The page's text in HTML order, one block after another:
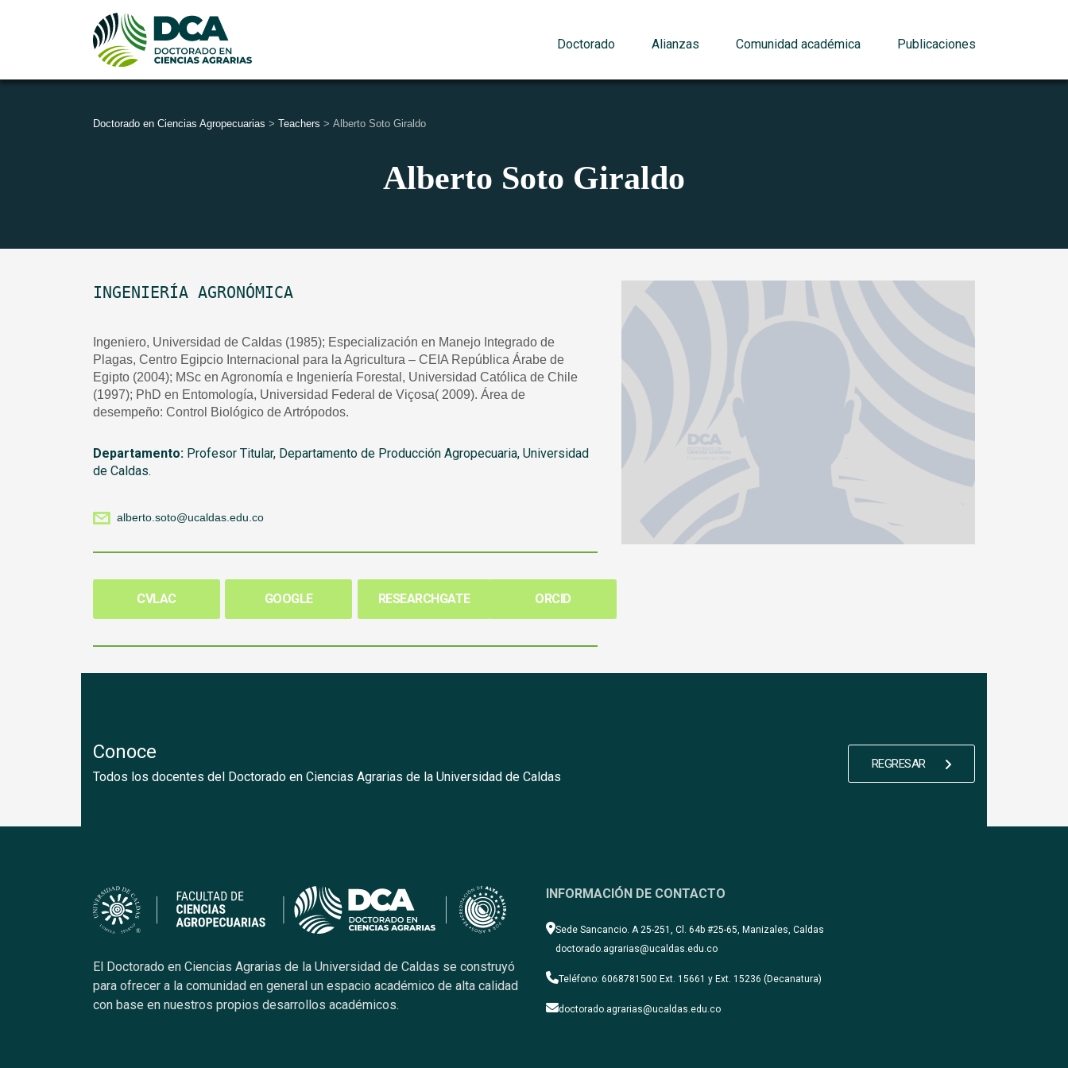
Doctorado Alianzas Comunidad académica Publicaciones
Doctorado en Ciencias Agropecuarias > Teachers > Alberto Soto Giraldo
Alberto Soto Giraldo
INGENIERÍA AGRONÓMICA
Ingeniero, Universidad de Caldas (1985); Especialización en Manejo Integrado de
Plagas, Centro Egipcio Internacional para la Agricultura – CEIA República Árabe de
Egipto (2004); MSc en Agronomía e Ingeniería Forestal, Universidad Católica de Chile
(1997); PhD en Entomología, Universidad Federal de Viçosa( 2009). Área de
desempeño: Control Biológico de Artrópodos.
Departamento: Profesor Titular, Departamento de Producción Agropecuaria, Universidad
de Caldas.
alberto.soto@ucaldas.edu.co
CVLAC GOOGLE RESEARCHGATE ORCID
Conoce
Todos los docentes del Doctorado en Ciencias Agrarias de la Universidad de Caldas
REGRESAR
El Doctorado en Ciencias Agrarias de la Universidad de Caldas se construyó
para ofrecer a la comunidad en general un espacio académico de alta calidad
con base en nuestros propios desarrollos académicos.
INFORMACIÓN DE CONTACTO
Sede Sancancio. A 25-251, Cl. 64b #25-65, Manizales, Caldas
doctorado.agrarias@ucaldas.edu.co
Teléfono: 6068781500 Ext. 15661 y Ext. 15236 (Decanatura)
doctorado.agrarias@ucaldas.edu.co